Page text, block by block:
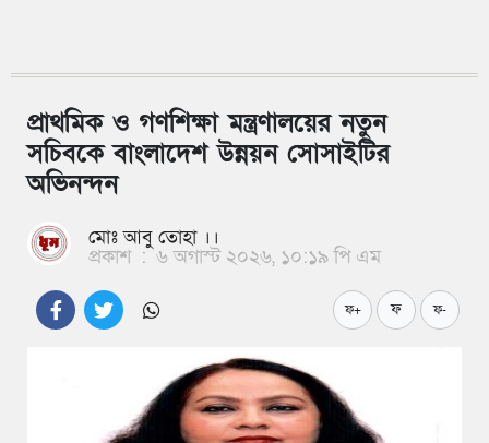
প্রাথমিক ও গণশিক্ষা মন্ত্রণালয়ের নতুন
সচিবকে বাংলাদেশ উন্নয়ন সোসাইটির
অভিনন্দন
মোঃ আবু তোহা ।।
প্রকাশ : ৬ অগাস্ট ২০২৬, ১০:১৯ পি এম
ফ+ ফ ফ-